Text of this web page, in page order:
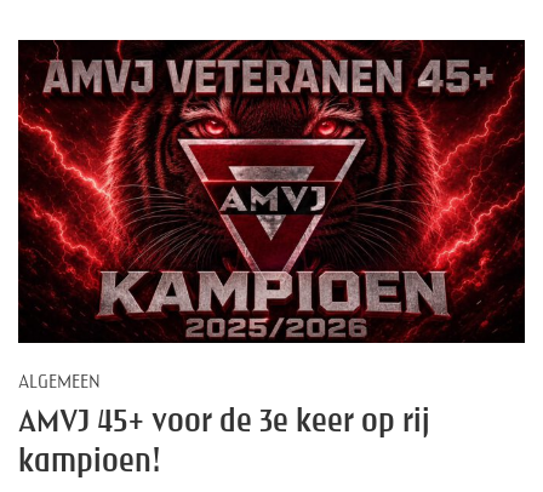
ALGEMEEN
AMVJ 45+ voor de 3e keer op rij
kampioen!